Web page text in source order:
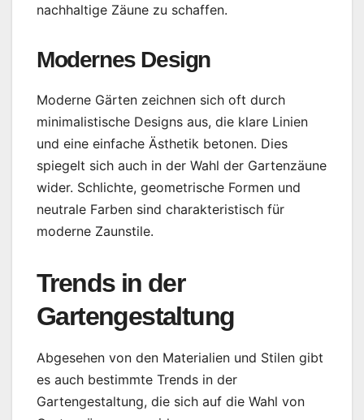
nachhaltige Zäune zu schaffen.
Modernes Design
Moderne Gärten zeichnen sich oft durch
minimalistische Designs aus, die klare Linien
und eine einfache Ästhetik betonen. Dies
spiegelt sich auch in der Wahl der Gartenzäune
wider. Schlichte, geometrische Formen und
neutrale Farben sind charakteristisch für
moderne Zaunstile.
Trends in der
Gartengestaltung
Abgesehen von den Materialien und Stilen gibt
es auch bestimmte Trends in der
Gartengestaltung, die sich auf die Wahl von